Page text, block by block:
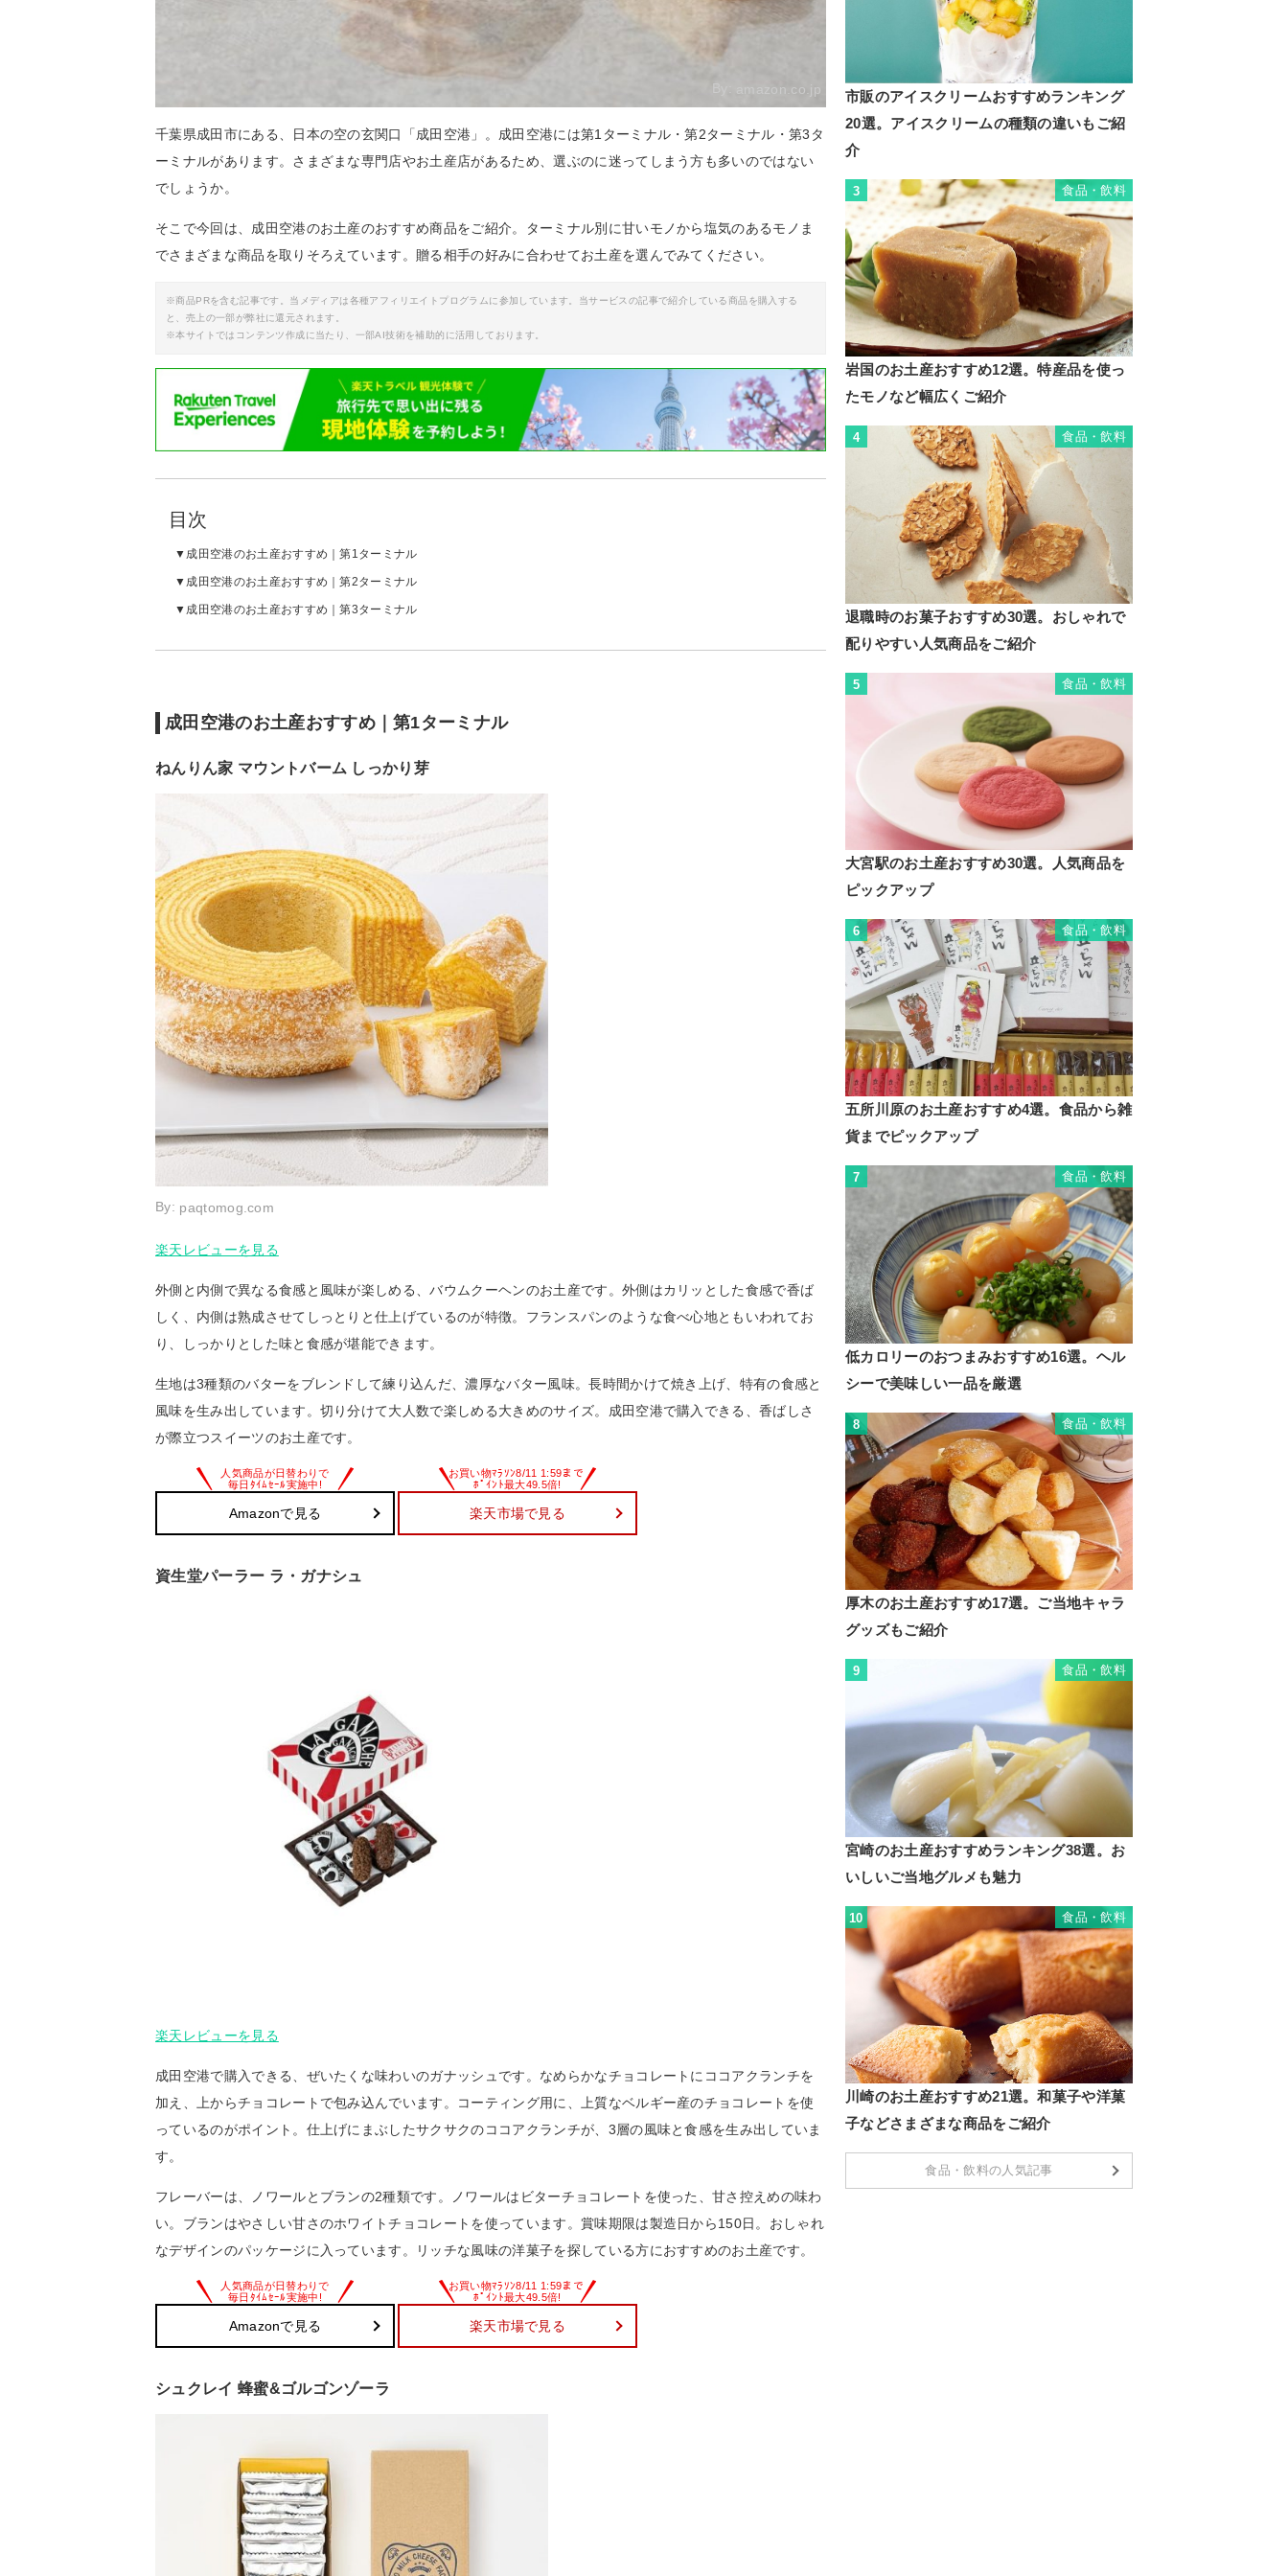
By: amazon.co.jp
千葉県成田市にある、日本の空の玄関口「成田空港」。成田空港には第1ターミナル・第2ターミナル・第3タ
ーミナルがあります。さまざまな専門店やお土産店があるため、選ぶのに迷ってしまう方も多いのではない
でしょうか。
そこで今回は、成田空港のお土産のおすすめ商品をご紹介。ターミナル別に甘いモノから塩気のあるモノま
でさまざまな商品を取りそろえています。贈る相手の好みに合わせてお土産を選んでみてください。
※商品PRを含む記事です。当メディアは各種アフィリエイトプログラムに参加しています。当サービスの記事で紹介している商品を購入する
と、売上の一部が弊社に還元されます。
※本サイトではコンテンツ作成に当たり、一部AI技術を補助的に活用しております。
目次
成田空港のお土産おすすめ｜第1ターミナル
成田空港のお土産おすすめ｜第2ターミナル
成田空港のお土産おすすめ｜第3ターミナル
成田空港のお土産おすすめ｜第1ターミナル
ねんりん家 マウントバーム しっかり芽
By: paqtomog.com
楽天レビューを見る
外側と内側で異なる食感と風味が楽しめる、バウムクーヘンのお土産です。外側はカリッとした食感で香ば
しく、内側は熟成させてしっとりと仕上げているのが特徴。フランスパンのような食べ心地ともいわれてお
り、しっかりとした味と食感が堪能できます。
生地は3種類のバターをブレンドして練り込んだ、濃厚なバター風味。長時間かけて焼き上げ、特有の食感と
風味を生み出しています。切り分けて大人数で楽しめる大きめのサイズ。成田空港で購入できる、香ばしさ
が際立つスイーツのお土産です。
Amazonで見る 楽天市場で見る
資生堂パーラー ラ・ガナシュ
楽天レビューを見る
成田空港で購入できる、ぜいたくな味わいのガナッシュです。なめらかなチョコレートにココアクランチを
加え、上からチョコレートで包み込んでいます。コーティング用に、上質なベルギー産のチョコレートを使
っているのがポイント。仕上げにまぶしたサクサクのココアクランチが、3層の風味と食感を生み出していま
す。
フレーバーは、ノワールとブランの2種類です。ノワールはビターチョコレートを使った、甘さ控えめの味わ
い。ブランはやさしい甘さのホワイトチョコレートを使っています。賞味期限は製造日から150日。おしゃれ
なデザインのパッケージに入っています。リッチな風味の洋菓子を探している方におすすめのお土産です。
Amazonで見る 楽天市場で見る
シュクレイ 蜂蜜&ゴルゴンゾーラ
市販のアイスクリームおすすめランキング
20選。アイスクリームの種類の違いもご紹
介
3 食品・飲料
岩国のお土産おすすめ12選。特産品を使っ
たモノなど幅広くご紹介
4 食品・飲料
退職時のお菓子おすすめ30選。おしゃれで
配りやすい人気商品をご紹介
5 食品・飲料
大宮駅のお土産おすすめ30選。人気商品を
ピックアップ
6 食品・飲料
五所川原のお土産おすすめ4選。食品から雑
貨までピックアップ
7 食品・飲料
低カロリーのおつまみおすすめ16選。ヘル
シーで美味しい一品を厳選
8 食品・飲料
厚木のお土産おすすめ17選。ご当地キャラ
グッズもご紹介
9 食品・飲料
宮崎のお土産おすすめランキング38選。お
いしいご当地グルメも魅力
10 食品・飲料
川崎のお土産おすすめ21選。和菓子や洋菓
子などさまざまな商品をご紹介
食品・飲料の人気記事